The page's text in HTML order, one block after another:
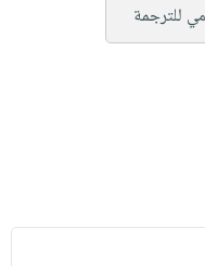
للترجمة